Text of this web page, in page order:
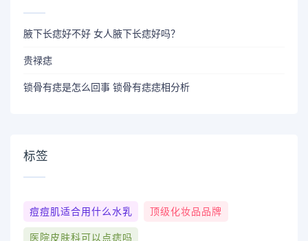
腋下长痣好不好 女人腋下长痣好吗？
贵禄痣
锁骨有痣是怎么回事 锁骨有痣痣相分析
标签
痘痘肌适合用什么水乳 顶级化妆品品牌
医院皮肤科可以点痣吗